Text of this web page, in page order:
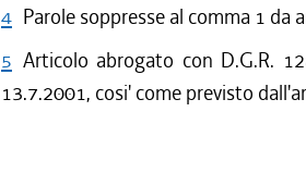
4 Parole soppresse al comma 1 da
5 Articolo abrogato con D.G.R.
13.7.2001, cosi' come previsto